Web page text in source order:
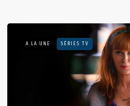
A LA UNE SÉRIES TV